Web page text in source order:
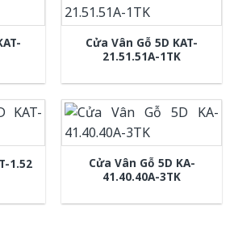
Cửa Vân Gỗ 5D KAT-
21.51.51A-1TK
1.52
Cửa Vân Gỗ 5D KA-
41.40.40A-3TK